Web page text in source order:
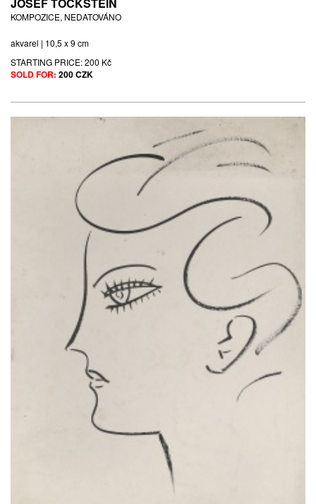
KOMPOZICE, NEDATOVÁNO
akvarel | 10,5 x 9 cm
STARTING PRICE:200 Kč
SOLD FOR: 200 CZK